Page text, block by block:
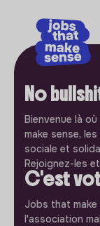
No
Bienvenue là
make sense,
sociale et
Rejoignez-les
C'est
Jobs that
l'association